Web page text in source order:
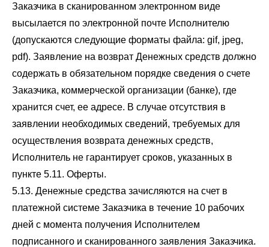
Заказчика в сканированном электронном виде
высылается по электронной почте Исполнителю
(допускаются следующие форматы файла: gif, jpeg,
pdf). Заявление на возврат Денежных средств должно
содержать в обязательном порядке сведения о счете
Заказчика, коммерческой организации (банке), где
хранится счет, ее адресе. В случае отсутствия в
заявлении необходимых сведений, требуемых для
осуществления возврата денежных средств,
Исполнитель не гарантирует сроков, указанных в
пункте 5.11. Оферты.
5.13. Денежные средства зачисляются на счет в
платежной системе Заказчика в течение 10 рабочих
дней с момента получения Исполнителем
подписанного и сканированного заявления Заказчика.